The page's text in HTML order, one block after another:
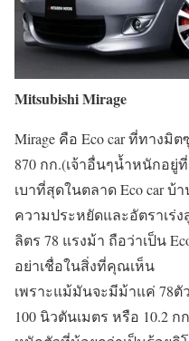
Mitsubishi Mirage
Mirage คือ Eco car ที่ทาง
870 กก.(เจ้าอื่นๆน้ำหนักอยู่
เบาที่สุดในตลาด Eco car บ้
ความประหยัดและอัตราเร่
ลิตร 78 แรงม้า ถือว่าเป็น
อย่าเชื่อในสิ่งที่คุณเห็น
เพราะแม้มันจะมีม้าแค่ 78
100 นิวตันเมตร หรือ 10.2